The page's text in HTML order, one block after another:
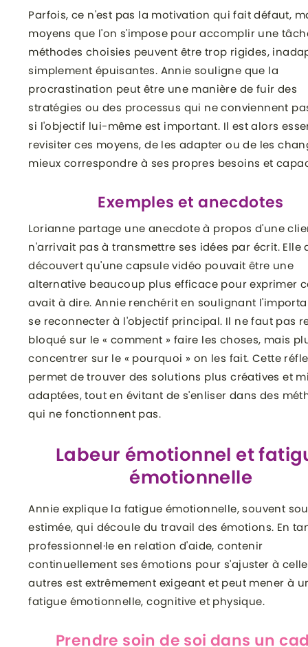
Parfois, ce n'est pas la motivation qui fait défaut,
moyens que l'on s'impose pour accomplir une
méthodes choisies peuvent être trop rigides,
simplement épuisantes. Annie souligne que la
procrastination peut être une manière de fuir des
stratégies ou des processus qui ne conviennent
si l'objectif lui-même est important. Il est alors
revisiter ces moyens, de les adapter ou de les
mieux correspondre à ses propres besoins et
Exemples et anecdotes
Lorianne partage une anecdote à propos d'une
n'arrivait pas à transmettre ses idées par écrit. Elle
découvert qu'une capsule vidéo pouvait être une
alternative beaucoup plus efficace pour exprimer
avait à dire. Annie renchérit en soulignant
se reconnecter à l'objectif principal. Il ne faut pas
bloqué sur le « comment » faire les choses, mais
concentrer sur le « pourquoi » on les fait. Cette
permet de trouver des solutions plus créatives et
adaptées, tout en évitant de s'enliser dans des
qui ne fonctionnent pas.
Labeur émotionnel et
émotionnelle
Annie explique la fatigue émotionnelle, souvent
estimée, qui découle du travail des émotions. En
professionnel·le en relation d'aide, contenir
continuellement ses émotions pour s'ajuster à
autres est extrêmement exigeant et peut mener à
fatigue émotionnelle, cognitive et physique.
Prendre soin de soi dans un